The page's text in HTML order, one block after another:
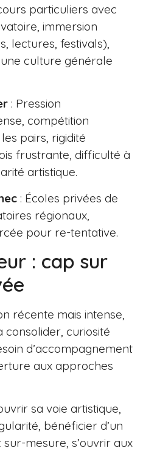
particuliers avec
immersion
lectures, festivals),
culture générale
: Pression
compétition
pairs, rigidité
frustrante, difficulté à
artistique.
: Écoles privées de
régionaux,
pour re-tentative.
: cap sur
récente mais intense,
consolider, curiosité
d’accompagnement
aux approches
sa voie artistique,
bénéficier d’un
mesure, s’ouvrir aux